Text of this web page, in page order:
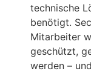
technische
benötigt.
Mitarbeiter
geschützt,
werden –